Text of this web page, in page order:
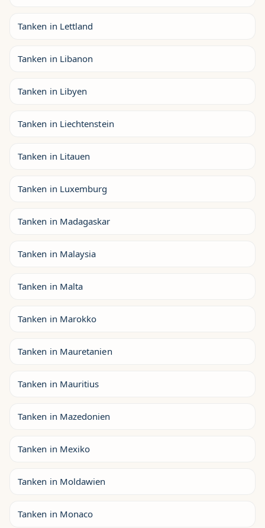
Tanken in Lettland
Tanken in Libanon
Tanken in Libyen
Tanken in Liechtenstein
Tanken in Litauen
Tanken in Luxemburg
Tanken in Madagaskar
Tanken in Malaysia
Tanken in Malta
Tanken in Marokko
Tanken in Mauretanien
Tanken in Mauritius
Tanken in Mazedonien
Tanken in Mexiko
Tanken in Moldawien
Tanken in Monaco